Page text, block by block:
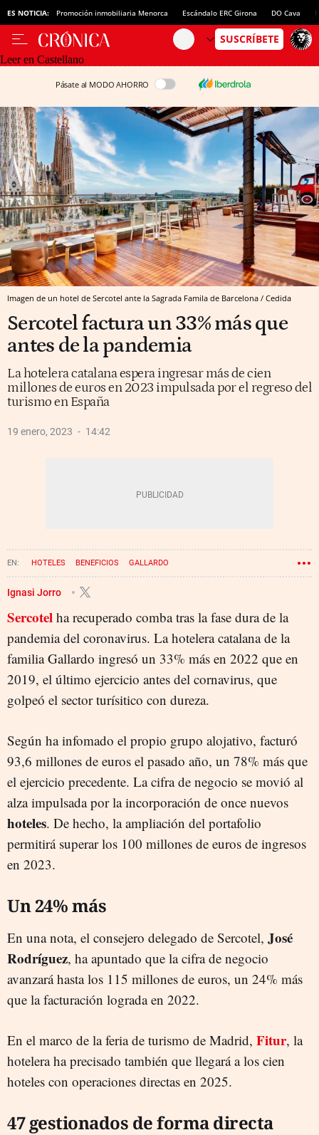
ES NOTICIA: Promoción inmobiliaria Menorca Escándalo ERC Girona DO Cava
Leer en Castellano
Pásate al MODO AHORRO
Imagen de un hotel de Sercotel ante la Sagrada Famila de Barcelona / Cedida
Sercotel factura un 33% más que
antes de la pandemia
La hotelera catalana espera ingresar más de cien
millones de euros en 2023 impulsada por el regreso del
turismo en España
19 enero, 2023 14:42
HOTELES BENEFICIOS GALLARDO
Ignasi Jorro
Sercotel ha recuperado comba tras la fase dura de la
pandemia del coronavirus. La hotelera catalana de la
familia Gallardo ingresó un 33% más en 2022 que en
2019, el último ejercicio antes del cornavirus, que
golpeó el sector turísitico con dureza.
Según ha infomado el propio grupo alojativo, facturó
93,6 millones de euros el pasado año, un 78% más que
el ejercicio precedente. La cifra de negocio se movió al
alza impulsada por la incorporación de once nuevos
hoteles. De hecho, la ampliación del portafolio
permitirá superar los 100 millones de euros de ingresos
en 2023.
Un 24% más
En una nota, el consejero delegado de Sercotel, José
Rodríguez, ha apuntado que la cifra de negocio
avanzará hasta los 115 millones de euros, un 24% más
que la facturación lograda en 2022.
En el marco de la feria de turismo de Madrid, Fitur, la
hotelera ha precisado también que llegará a los cien
hoteles con operaciones directas en 2025.
47 gestionados de forma directa